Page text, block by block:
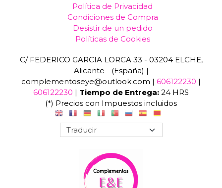
Política de Privacidad
Condiciones de Compra
Desistir de un pedido
Políticas de Cookies
C/ FEDERICO GARCIA LORCA 33 - 03204 ELCHE,
Alicante - (España) |
complementoseye@outlook.com | 606122230 |
606122230 | Tiempo de Entrega: 24 HRS
(*) Precios con Impuestos incluidos